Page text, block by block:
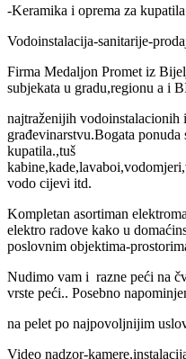
-Keramika i oprema za kupatila
Vodoinstalacija-sanitarije-
Firma Medaljon Promet iz
subjekata u gradu,regionu a i
najtraženijih vodoinstalacionih
građevinarstvu.Bogata
kupatila.,tuš
vodo cijevi itd.
Kompletan asortiman
elektro radove kako u
poslovnim objektima-
Nudimo vam i razne peći na
vrste peći.. Posebno
na pelet po najpovoljnijim
Video nadzor-